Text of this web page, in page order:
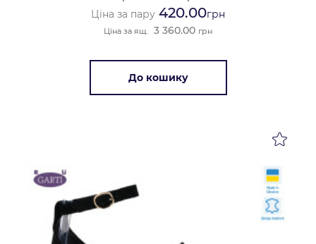
Ціна за пару 420.00грн
Ціна за ящ. 3 360.00 грн
До кошику